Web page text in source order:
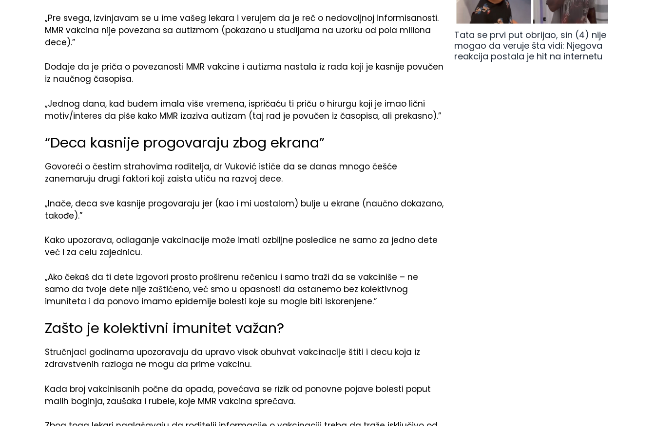
„Pre svega, izvinjavam se u ime vašeg lekara i verujem da je reč o nedovoljnoj informisanosti.
MMR vakcina nije povezana sa autizmom (pokazano u studijama na uzorku od pola miliona
dece).”
Dodaje da je priča o povezanosti MMR vakcine i autizma nastala iz rada koji je kasnije povučen
iz naučnog časopisa.
„Jednog dana, kad budem imala više vremena, ispričaću ti priču o hirurgu koji je imao lični
motiv/interes da piše kako MMR izaziva autizam (taj rad je povučen iz časopisa, ali prekasno).”
“Deca kasnije progovaraju zbog ekrana”
Govoreći o čestim strahovima roditelja, dr Vuković ističe da se danas mnogo češće
zanemaruju drugi faktori koji zaista utiču na razvoj dece.
„Inače, deca sve kasnije progovaraju jer (kao i mi uostalom) bulje u ekrane (naučno dokazano,
takođe).”
Kako upozorava, odlaganje vakcinacije može imati ozbiljne posledice ne samo za jedno dete
već i za celu zajednicu.
„Ako čekaš da ti dete izgovori prosto proširenu rečenicu i samo traži da se vakciniše – ne
samo da tvoje dete nije zaštićeno, već smo u opasnosti da ostanemo bez kolektivnog
imuniteta i da ponovo imamo epidemije bolesti koje su mogle biti iskorenjene.”
Zašto je kolektivni imunitet važan?
Stručnjaci godinama upozoravaju da upravo visok obuhvat vakcinacije štiti i decu koja iz
zdravstvenih razloga ne mogu da prime vakcinu.
Kada broj vakcinisanih počne da opada, povećava se rizik od ponovne pojave bolesti poput
malih boginja, zaušaka i rubele, koje MMR vakcina sprečava.
Tata se prvi put obrijao, sin (4) nije
mogao da veruje šta vidi: Njegova
reakcija postala je hit na internetu